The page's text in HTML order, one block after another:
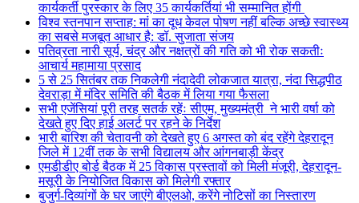
कार्यकर्ती पुरस्कार के लिए 35 कार्यकर्तियां भी सम्मानित होंगी
विश्व स्तनपान सप्ताह: मां का दूध केवल पोषण नहीं बल्कि अच्छे स्वास्थ्य
का सबसे मजबूत आधार है: डॉ. सुजाता संजय
पतिव्रता नारी सूर्य, चंद्र और नक्षत्रों की गति को भी रोक सकतीः
आचार्य महामाया प्रसाद
5 से 25 सितंबर तक निकलेगी नंदादेवी लोकजात यात्रा, नंदा सिद्धपीठ
देवराड़ा में मंदिर समिति की बैठक में लिया गया फैसला
सभी एजेंसियां पूरी तरह सतर्क रहेंः सीएम, मुख्यमंत्री ने भारी वर्षा को
देखते हुए दिए हाई अलर्ट पर रहने के निर्देश
भारी बारिश की चेतावनी को देखते हुए 6 अगस्त को बंद रहेंगे देहरादून
जिले में 12वीं तक के सभी विद्यालय और आंगनबाड़ी केंद्र
एमडीडीए बोर्ड बैठक में 25 विकास प्रस्तावों को मिली मंजूरी, देहरादून-
मसूरी के नियोजित विकास को मिलेगी रफ्तार
बुजुर्ग-दिव्यांगों के घर जाएंगे बीएलओ, करेंगे नोटिसों का निस्तारण